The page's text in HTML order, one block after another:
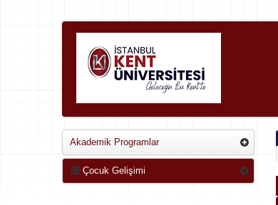
Akademik Programlar
Çocuk Gelişimi